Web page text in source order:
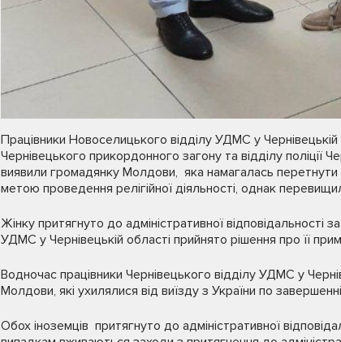
Працівники Новоселицького відділу УДМС у
Чернівецького прикордонного загону та відділу поліції
виявили громадянку Молдови, яка намагалась перетнути
метою проведення релігійної діяльності, однак
Жінку притягнуто до адміністративної
УДМС у Чернівецькій області прийнято рішення про її
Водночас працівники Чернівецького відділу УДМС у
Молдови, які ухилялися від виїзду з України по
Обох іноземців притягнуто до адміністративної